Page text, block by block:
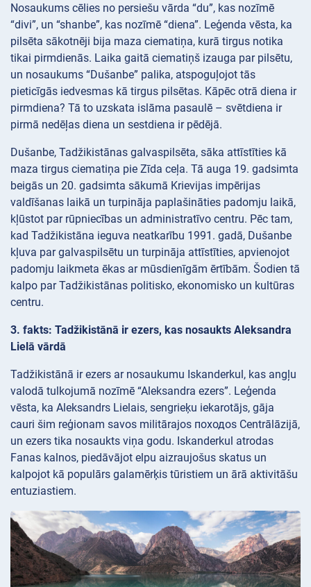
Nosaukums cēlies no persiešu vārda “du”, kas nozīmē
“divi”, un “shanbe”, kas nozīmē “diena”. Leģenda vēsta, ka
pilsēta sākotnēji bija maza ciematiņa, kurā tirgus notika
tikai pirmdienās. Laika gaitā ciematiņš izauga par pilsētu,
un nosaukums “Dušanbe” palika, atspoguļojot tās
pieticīgās iedvesmas kā tirgus pilsētas. Kāpēc otrā diena ir
pirmdiena? Tā to uzskata islāma pasaulē – svētdiena ir
pirmā nedēļas diena un sestdiena ir pēdējā.
Dušanbe, Tadžikistānas galvaspilsēta, sāka attīstīties kā
maza tirgus ciematiņa pie Zīda ceļa. Tā auga 19. gadsimta
beigās un 20. gadsimta sākumā Krievijas impērijas
valdīšanas laikā un turpināja paplašināties padomju laikā,
kļūstot par rūpniecības un administratīvo centru. Pēc tam,
kad Tadžikistāna ieguva neatkarību 1991. gadā, Dušanbe
kļuva par galvaspilsētu un turpināja attīstīties, apvienojot
padomju laikmeta ēkas ar mūsdienīgām ērtībām. Šodien tā
kalpo par Tadžikistānas politisko, ekonomisko un kultūras
centru.
3. fakts: Tadžikistānā ir ezers, kas nosaukts Aleksandra
Lielā vārdā
Tadžikistānā ir ezers ar nosaukumu Iskanderkul, kas angļu
valodā tulkojumā nozīmē “Aleksandra ezers”. Leģenda
vēsta, ka Aleksandrs Lielais, sengrieķu iekarotājs, gāja
cauri šim reģionam savos militārajos походos Centrālāzijā,
un ezers tika nosaukts viņa godu. Iskanderkul atrodas
Fanas kalnos, piedāvājot elpu aizraujošus skatus un
kalpojot kā populārs galamērķis tūristiem un ārā aktivitāšu
entuziastiem.